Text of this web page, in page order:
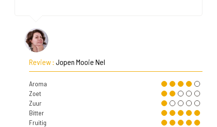
Review : Jopen Mooie Nel
Aroma
Zoet
Zuur
Bitter
Fruitig